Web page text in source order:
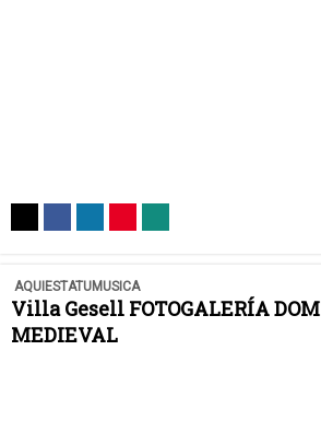
AQUIESTATUMUSICA
Villa Gesell FOTOGALERÍA
MEDIEVAL